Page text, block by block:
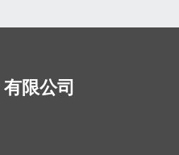
限公司